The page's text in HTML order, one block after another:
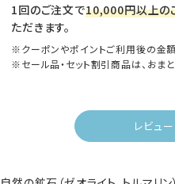
1回のご注文で10,000円以上の
ただきます。
クーポンやポイントご利用後の金額
セール品・セット割引商品は、おま
レビュ